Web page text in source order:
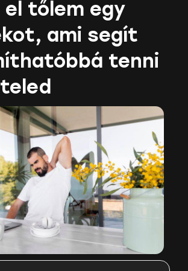
el tőlem egy
ami segít
tenni